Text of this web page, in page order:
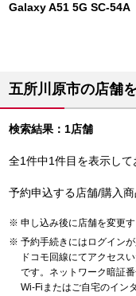
Galaxy A51 5G SC-54A
五所川原市の店舗
検索結果：1店舗
全1件中1件目を表示し
予約申込する店舗/購入
申し込み後に店舗を変更す
予約手続きにはログインが
ドコモ回線にてアクセス
です。ネットワーク暗証
Wi-Fiまたはご自宅のイン